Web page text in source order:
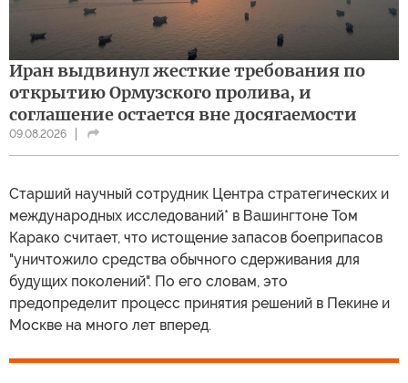
Иран выдвинул жесткие требования по
открытию Ормузского пролива, и
соглашение остается вне досягаемости
09.08.2026
Cтарший научный сотрудник Центра стратегических и
международных исследований* в Вашингтоне Том
Карако считает, что истощение запасов боеприпасов
"уничтожило средства обычного сдерживания для
будущих поколений". По его словам, это
предопределит процесс принятия решений в Пекине и
Москве на много лет вперед.